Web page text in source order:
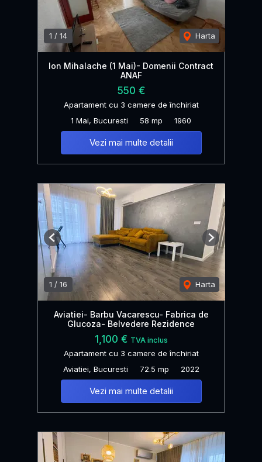
1 / 14 Harta
Ion Mihalache (1 Mai)- Domenii Contract
ANAF
550 €
Apartament cu 3 camere de închiriat
1 Mai, Bucuresti
58 mp 1960
Vezi mai multe detalii
1 / 16 Harta
Previous Next
Aviatiei- Barbu Vacarescu- Fabrica de
Glucoza- Belvedere Rezidence
1,100 € TVA inclus
Apartament cu 3 camere de închiriat
Aviatiei, Bucuresti
72.5 mp 2022
Vezi mai multe detalii